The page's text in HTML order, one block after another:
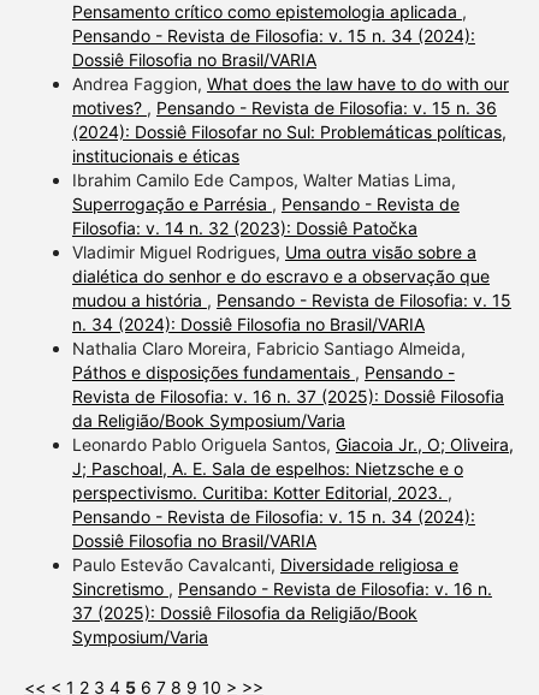
Pensamento crítico como epistemologia aplicada ,
Pensando - Revista de Filosofia: v. 15 n. 34 (2024):
Dossiê Filosofia no Brasil/VARIA
Andrea Faggion, What does the law have to do with our
motives? , Pensando - Revista de Filosofia: v. 15 n. 36
(2024): Dossiê Filosofar no Sul: Problemáticas políticas,
institucionais e éticas
Ibrahim Camilo Ede Campos, Walter Matias Lima,
Superrogação e Parrésia , Pensando - Revista de
Filosofia: v. 14 n. 32 (2023): Dossiê Patočka
Vladimir Miguel Rodrigues, Uma outra visão sobre a
dialética do senhor e do escravo e a observação que
mudou a história , Pensando - Revista de Filosofia: v. 15
n. 34 (2024): Dossiê Filosofia no Brasil/VARIA
Nathalia Claro Moreira, Fabricio Santiago Almeida,
Páthos e disposições fundamentais , Pensando -
Revista de Filosofia: v. 16 n. 37 (2025): Dossiê Filosofia
da Religião/Book Symposium/Varia
Leonardo Pablo Origuela Santos, Giacoia Jr., O; Oliveira,
J; Paschoal, A. E. Sala de espelhos: Nietzsche e o
perspectivismo. Curitiba: Kotter Editorial, 2023. ,
Pensando - Revista de Filosofia: v. 15 n. 34 (2024):
Dossiê Filosofia no Brasil/VARIA
Paulo Estevão Cavalcanti, Diversidade religiosa e
Sincretismo , Pensando - Revista de Filosofia: v. 16 n.
37 (2025): Dossiê Filosofia da Religião/Book
Symposium/Varia
<< < 1 2 3 4 5 6 7 8 9 10 > >>